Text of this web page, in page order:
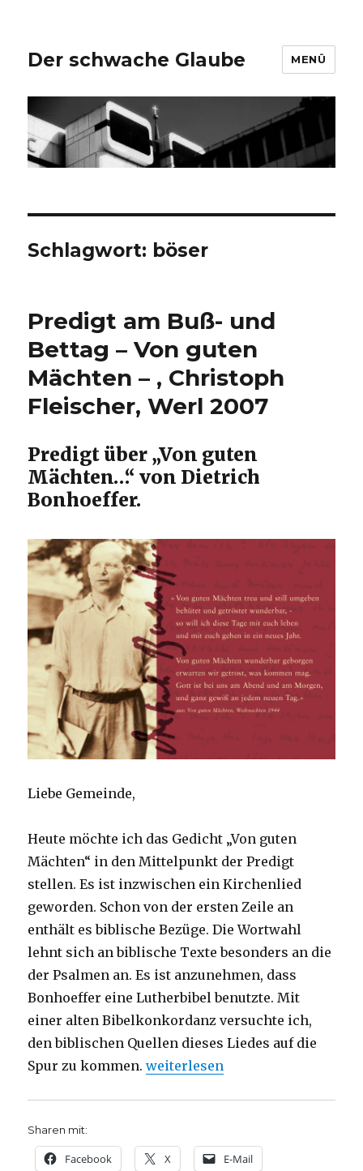
Der schwache Glaube MENÜ
Schlagwort: böser
Predigt am Buß- und
Bettag – Von guten
Mächten – , Christoph
Fleischer, Werl 2007
Predigt über „Von guten
Mächten…“ von Dietrich
Bonhoeffer.
Liebe Gemeinde,
Heute möchte ich das Gedicht „Von guten
Mächten“ in den Mittelpunkt der Predigt
stellen. Es ist inzwischen ein Kirchenlied
geworden. Schon von der ersten Zeile an
enthält es biblische Bezüge. Die Wortwahl
lehnt sich an biblische Texte besonders an die
der Psalmen an. Es ist anzunehmen, dass
Bonhoeffer eine Lutherbibel benutzte. Mit
einer alten Bibelkonkordanz versuchte ich,
den biblischen Quellen dieses Liedes auf die
Spur zu kommen.„Predigt am Buß- und Bettag –
weiterlesen
Sharen mit:
Facebook X E-Mail